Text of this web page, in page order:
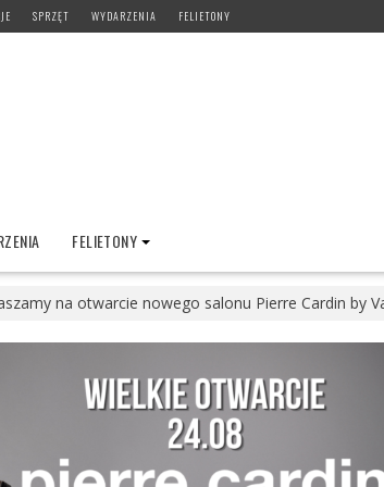
SPRZĘT WYDARZENIA FELIETONY
FELIETONY
na otwarcie nowego salonu Pierre Cardin by